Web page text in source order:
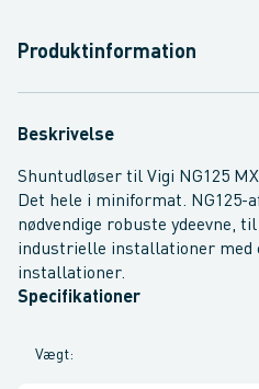
Produktinformation
Beskrivelse
Shuntudløser til Vigi NG125 MX
Det hele i miniformat. NG125-
nødvendige robuste ydeevne,
industrielle installationer med
installationer.
Specifikationer
Vægt: